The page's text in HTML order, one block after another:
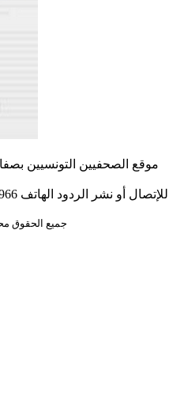
موقع الصحفيين التونسيين
جميع الحقوق